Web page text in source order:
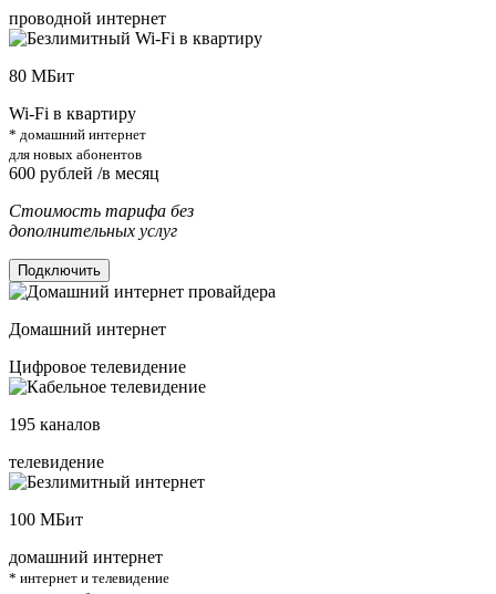
проводной интернет
80 МБит
Wi-Fi в квартиру
* домашний интернет
для новых абонентов
600 рублей /в месяц
Стоимость тарифа без
дополнительных услуг
Подключить
Домашний интернет
Цифровое телевидение
195 каналов
телевидение
100 МБит
домашний интернет
* интернет и телевидение